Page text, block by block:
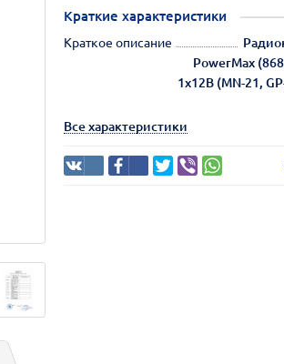
Краткие характеристики
Краткое описание
PowerMax
1х12В (MN-21,
Все характеристики